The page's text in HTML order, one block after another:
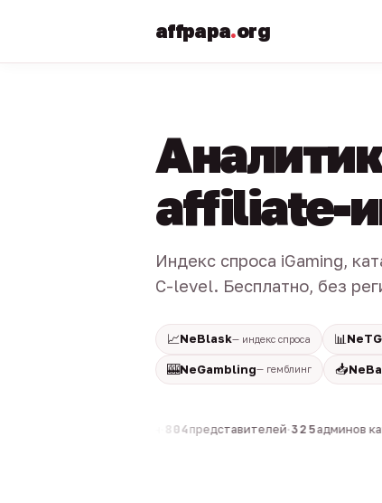
affpapa.org
affiliate-
Индекс спроса iGaming,
C-level. Бесплатно, без
📈NeBlask— индекс спроса 📊
🎰NeGambling— гемблинг 📥
804представителей·325админов